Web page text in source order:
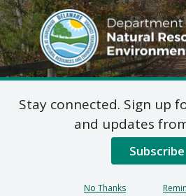
DNREC Menu
Plan
Acción
El Sitio de 436
Stay connected. Sign up
and updates
Subscribe
No Thanks